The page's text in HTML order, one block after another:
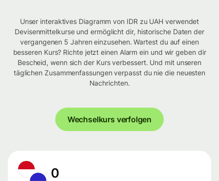
Unser interaktives Diagramm von IDR zu UAH verwendet
Devisenmittelkurse und ermöglicht dir, historische Daten der
vergangenen 5 Jahren einzusehen. Wartest du auf einen
besseren Kurs? Richte jetzt einen Alarm ein und wir geben dir
Bescheid, wenn sich der Kurs verbessert. Und mit unseren
täglichen Zusammenfassungen verpasst du nie die neuesten
Nachrichten.
Wechselkurs verfolgen
0